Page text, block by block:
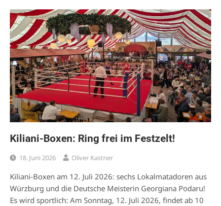
Kiliani-Boxen: Ring frei im Festzelt!
18. Juni 2026 Oliver Kastner
Kiliani-Boxen am 12. Juli 2026: sechs Lokalmatadoren aus
Würzburg und die Deutsche Meisterin Georgiana Podaru!
Es wird sportlich: Am Sonntag, 12. Juli 2026, findet ab 10